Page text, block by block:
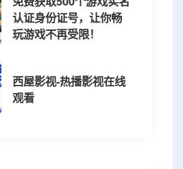
认证身份证号，让你畅
玩游戏不再受限！
西屋影视-热播影视在线
观看